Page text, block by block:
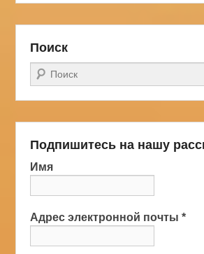
Поиск
Поиск
Подпишитесь на нашу
Имя
Адрес электронной почты*